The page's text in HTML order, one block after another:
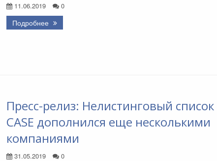
11.06.2019 0
Подробнее
Пресс-релиз: Нелистинговый список
CASE дополнился еще несколькими
компаниями
31.05.2019 0